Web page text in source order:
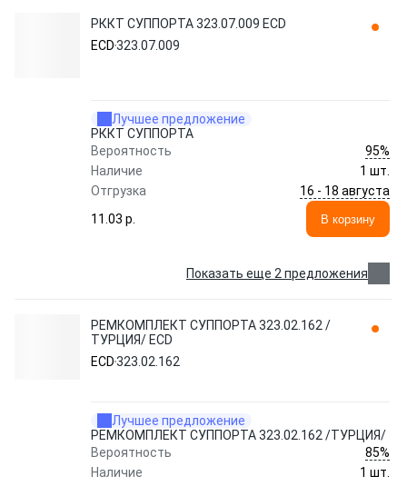
РККТ СУППОРТА 323.07.009 ECD
ECD323.07.009
Лучшее предложение
РККТ СУППОРТА
Вероятность
95%
Наличие
1 шт.
Отгрузка
16 - 18 августа
11.03 p.
В корзину
Показать еще 2 предложения
РЕМКОМПЛЕКТ СУППОРТА 323.02.162 /
ТУРЦИЯ/ ECD
ECD323.02.162
Лучшее предложение
РЕМКОМПЛЕКТ СУППОРТА 323.02.162 /ТУРЦИЯ/
Вероятность
85%
Наличие
1 шт.